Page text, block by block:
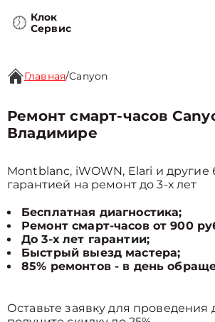
Клок
Сервис
Главная/Canyon
Ремонт смарт-часов
Владимире
Montblanc, iWOWN, Elari и
гарантией на ремонт до 3-х лет
Бесплатная диагностика;
Ремонт смарт-часов от 900
До 3-х лет гарантии;
Быстрый выезд мастера;
85% ремонтов - в день
Оставьте заявку для проведения